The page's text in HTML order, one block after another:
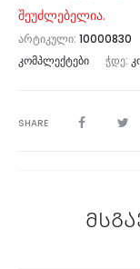
შეუძლებელია.
ᲐᲠᲢᲘᲙᲣᲚᲘ: 10000830
ᲙᲝᲛᲞᲚᲔᲥᲢᲔᲑᲘ
ᲭᲓᲔ:
SHARE